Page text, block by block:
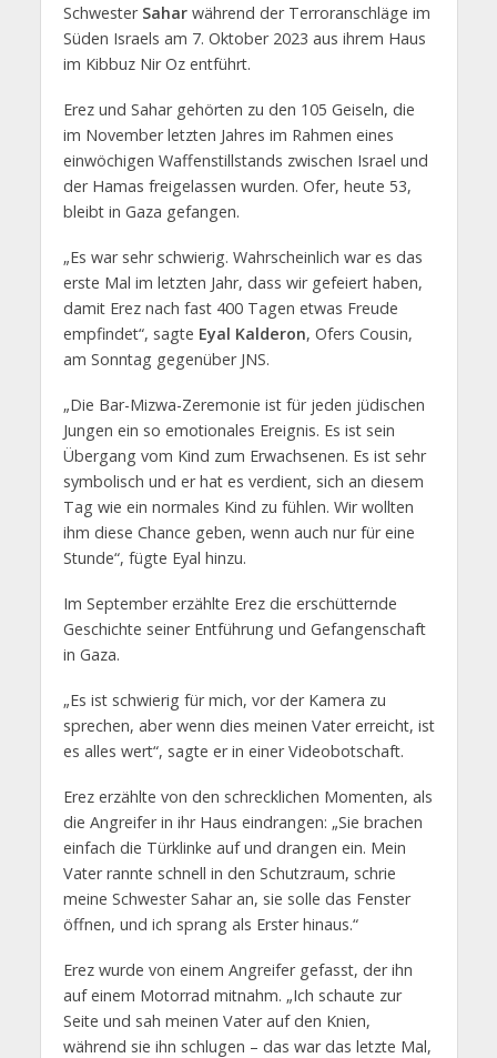
Schwester Saharwährend der Terroranschläge im
Süden Israels am 7. Oktober 2023 aus ihrem Haus
im Kibbuz Nir Oz entführt.
Erez und Sahar gehörten zu den 105 Geiseln, die
im November letzten Jahres im Rahmen eines
einwöchigen Waffenstillstands zwischen Israel und
der Hamas freigelassen wurden. Ofer, heute 53,
bleibt in Gaza gefangen.
„Es war sehr schwierig. Wahrscheinlich war es das
erste Mal im letzten Jahr, dass wir gefeiert haben,
damit Erez nach fast 400 Tagen etwas Freude
empfindet“, sagte Eyal Kalderon, Ofers Cousin,
am Sonntag gegenüber JNS.
„Die Bar-Mizwa-Zeremonie ist für jeden jüdischen
Jungen ein so emotionales Ereignis. Es ist sein
Übergang vom Kind zum Erwachsenen. Es ist sehr
symbolisch und er hat es verdient, sich an diesem
Tag wie ein normales Kind zu fühlen. Wir wollten
ihm diese Chance geben, wenn auch nur für eine
Stunde“, fügte Eyal hinzu.
Im September erzählte Erez die erschütternde
Geschichte seiner Entführung und Gefangenschaft
in Gaza.
„Es ist schwierig für mich, vor der Kamera zu
sprechen, aber wenn dies meinen Vater erreicht, ist
es alles wert“, sagte er in einer Videobotschaft.
Erez erzählte von den schrecklichen Momenten, als
die Angreifer in ihr Haus eindrangen: „Sie brachen
einfach die Türklinke auf und drangen ein. Mein
Vater rannte schnell in den Schutzraum, schrie
meine Schwester Sahar an, sie solle das Fenster
öffnen, und ich sprang als Erster hinaus.“
Erez wurde von einem Angreifer gefasst, der ihn
auf einem Motorrad mitnahm. „Ich schaute zur
Seite und sah meinen Vater auf den Knien,
während sie ihn schlugen – das war das letzte Mal,